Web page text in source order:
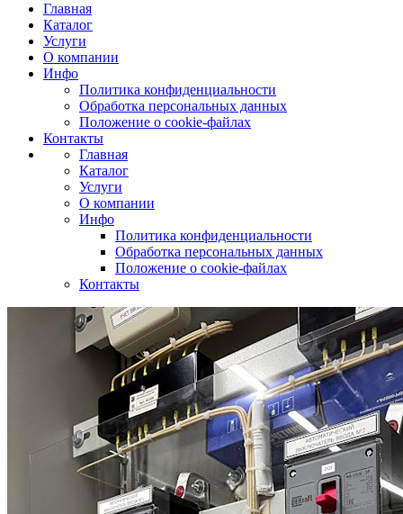
Главная
Каталог
Услуги
О компании
Инфо
Политика конфиденциальности
Обработка персональных данных
Положение о cookie-файлах
Контакты
Главная
Каталог
Услуги
О компании
Инфо
Политика конфиденциальности
Обработка персональных данных
Положение о cookie-файлах
Контакты